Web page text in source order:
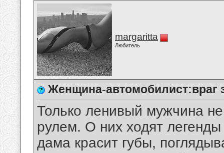
margaritta
Любитель
Женщина-автомобилист:враг
Только ленивый мужчина
рулем. О них ходят
дама красит губы,